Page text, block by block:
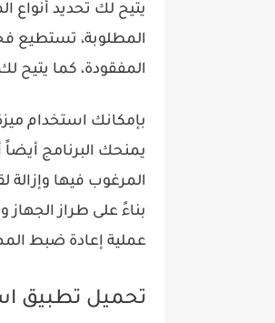
يتيح لك تحديد أنواع
المطلوبة، تستطيع
المفقودة، كما يتيح
بإمكانك استخدام
يمنحك البرنامج
المرغوب فيها
بناءً على طراز
عملية إعادة ضبط
تحميل تطبيق